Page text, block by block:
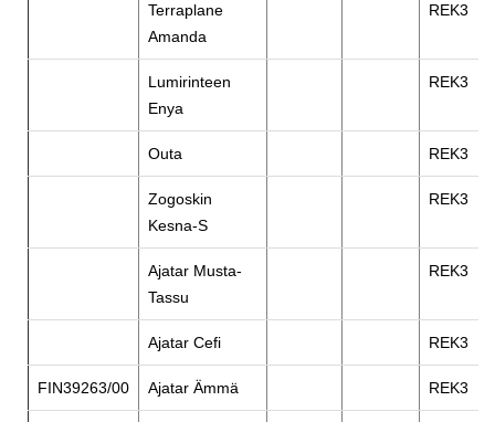
Terraplane
Amanda
REK3
Lumirinteen
Enya
REK3
Outa REK3
Zogoskin
Kesna-S
REK3
Ajatar Musta-
Tassu
REK3
Ajatar Cefi REK3
FIN39263/00 Ajatar Ämmä REK3